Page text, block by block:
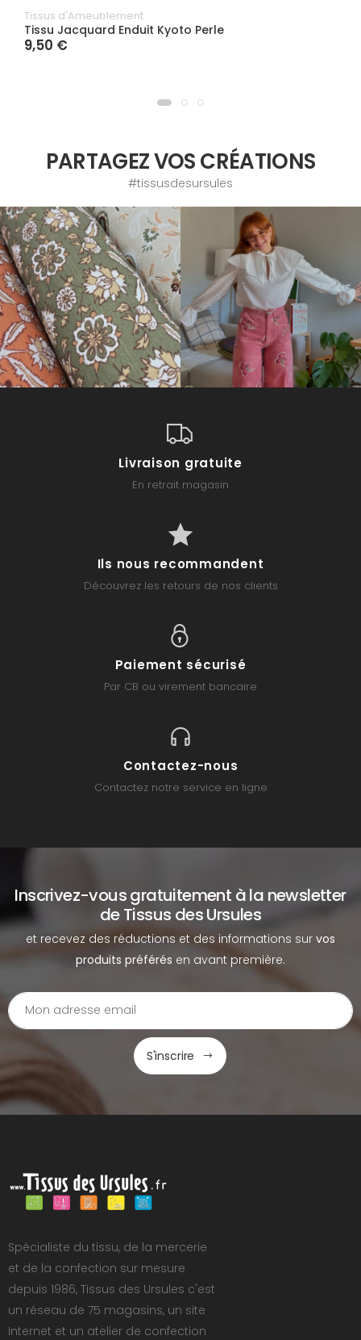
Tissus d'Ameublement
Tissu Jacquard Enduit Kyoto Perle
9,50 €
PARTAGEZ VOS CRÉATIONS
#tissusdesursules
Livraison gratuite
En retrait magasin
Ils nous recommandent
Découvrez les retours de nos clients
Paiement sécurisé
Par CB ou virement bancaire
Contactez-nous
Contactez notre service en ligne
Inscrivez-vous gratuitement à la newsletter
de Tissus des Ursules
et recevez des réductions et des informations sur vos
produits préférés en avant première.
S'inscrire
Spécialiste du tissu, de la mercerie
et de la confection sur mesure
depuis 1986, Tissus des Ursules c'est
un réseau de 75 magasins, un site
Internet et un atelier de confection